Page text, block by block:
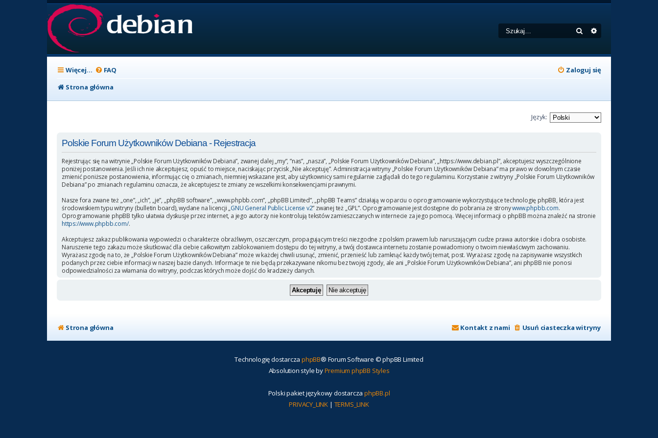
Szukaj
Więcej… FAQ
Zaloguj się
Strona główna
Język:
Polskie Forum Użytkowników Debiana - Rejestracja
Rejestrując się na witrynie „Polskie Forum Użytkowników Debiana”, zwanej dalej „my”, ”nas”, „nasza”, „Polskie Forum Użytkowników Debiana”, „https://www.debian.pl”, akceptujesz wyszczególnione
poniżej postanowienia. Jeśli ich nie akceptujesz, opuść to miejsce, naciskając przycisk „Nie akceptuję”. Administracja witryny „Polskie Forum Użytkowników Debiana” ma prawo w dowolnym czasie
zmienić poniższe postanowienia, informując cię o zmianach, niemniej wskazane jest, aby użytkownicy sami regularnie zaglądali do tego regulaminu. Korzystanie z witryny „Polskie Forum Użytkowników
Debiana” po zmianach regulaminu oznacza, że akceptujesz te zmiany ze wszelkimi konsekwencjami prawnymi.
Nasze fora zwane też „one”, „ich”, „je”, „phpBB software”, „www.phpbb.com”, „phpBB Limited”, „phpBB Teams” działają w oparciu o oprogramowanie wykorzystujące technologię phpBB, która jest
środowiskiem typu witryny (bulletin board), wydane na licencji „GNU General Public License v2” zwanej też „GPL”. Oprogramowanie jest dostępne do pobrania ze stronywww.phpbb.com.
Oprogramowanie phpBB tylko ułatwia dyskusje przez internet, a jego autorzy nie kontrolują tekstów zamieszczanych w internecie za jego pomocą. Więcej informacji o phpBB można znaleźć na stronie
https://www.phpbb.com/.
Akceptujesz zakaz publikowania wypowiedzi o charakterze obraźliwym, oszczerczym, propagującym treści niezgodne z polskim prawem lub naruszającym cudze prawa autorskie i dobra osobiste.
Naruszenie tego zakazu może skutkować dla ciebie całkowitym zablokowaniem dostępu do tej witryny, a twój dostawca internetu zostanie powiadomiony o twoim niewłaściwym zachowaniu.
Wyrażasz zgodę na to, że „Polskie Forum Użytkowników Debiana” może w każdej chwili usunąć, zmienić, przenieść lub zamknąć każdy twój temat, post. Wyrażasz zgodę na zapisywanie wszystkich
podanych przez ciebie informacji w naszej bazie danych. Informacje te nie będą przekazywane nikomu bez twojej zgody, ale ani „Polskie Forum Użytkowników Debiana”, ani phpBB nie ponosi
odpowiedzialności za włamania do witryny, podczas których może dojść do kradzieży danych.
Strona główna Usuń ciasteczka witryny
Kontakt z nami
Technologię dostarcza phpBB® Forum Software © phpBB Limited
Absolution style byPremium phpBB Styles
Polski pakiet językowy dostarcza phpBB.pl
PRIVACY_LINK | TERMS_LINK